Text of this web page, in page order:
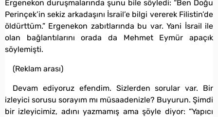
Ergenekon duruşmalarında şunu bile söyledi: “Ben Doğu
Perinçek’in sekiz arkadaşını İsrail’e bilgi vererek Filistin’de
öldürttüm.” Ergenekon zabıtlarında bu var. Yani İsrail ile
olan bağlantılarını orada da Mehmet Eymür apaçık
söylemişti.
(Reklam arası)
Devam ediyoruz efendim. Sizlerden sorular var. Bir
izleyici sorusu sorayım mı müsaadenizle? Buyurun. Şimdi
bir izleyicimiz, adını yazmamış ama şöyle diyor: “Yapıcı